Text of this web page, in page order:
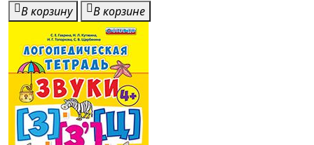
В корзину
В корзине